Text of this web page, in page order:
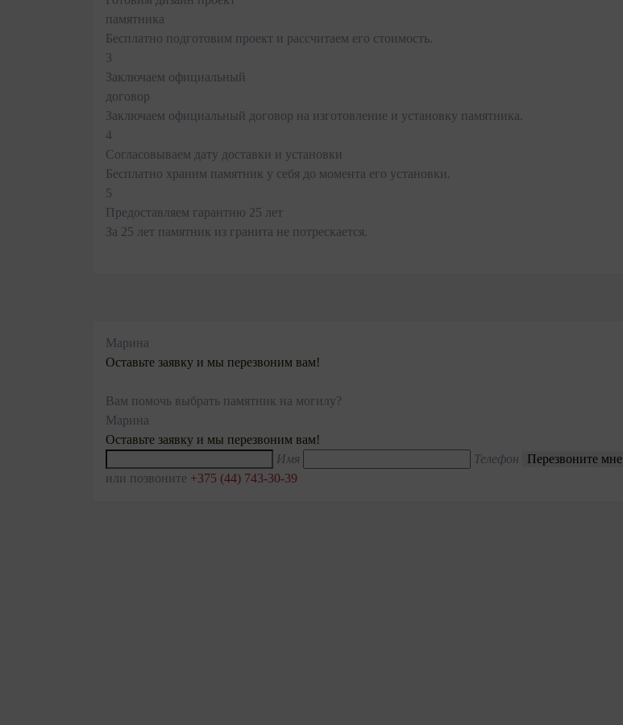
памятника
Бесплатно подготовим проект и рассчитаем его стоимость.
3
Заключаем официальный
договор
Заключаем официальный договор на изготовление и установку памятника.
4
Согласовываем дату доставки и установки
Бесплатно храним памятник у себя до момента его установки.
5
Предоставляем гарантию 25 лет
За 25 лет памятник из гранита не потрескается.
Марина
Оставьте заявку и мы перезвоним вам!
Вам помочь выбрать памятник на могилу?
Марина
Оставьте заявку и мы перезвоним вам!
Имя
Телефон
Перезвоните мне
или позвоните +375 (44) 743-30-39